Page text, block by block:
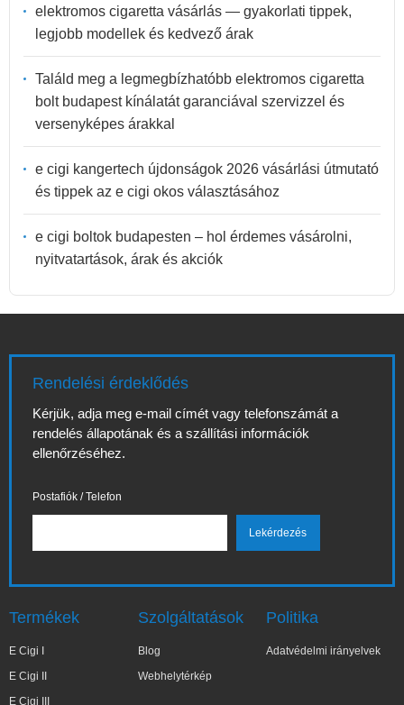
elektromos cigaretta vásárlás — gyakorlati tippek,
legjobb modellek és kedvező árak
Találd meg a legmegbízhatóbb elektromos cigaretta
bolt budapest kínálatát garanciával szervizzel és
versenyképes árakkal
e cigi kangertech újdonságok 2026 vásárlási útmutató
és tippek az e cigi okos választásához
e cigi boltok budapesten – hol érdemes vásárolni,
nyitvatartások, árak és akciók
Rendelési érdeklődés
Kérjük, adja meg e-mail címét vagy telefonszámát a
rendelés állapotának és a szállítási információk
ellenőrzéséhez.
Postafiók / Telefon
Termékek
E Cigi I
E Cigi II
E Cigi III
Szolgáltatások
Blog
Webhelytérkép
Politika
Adatvédelmi irányelvek